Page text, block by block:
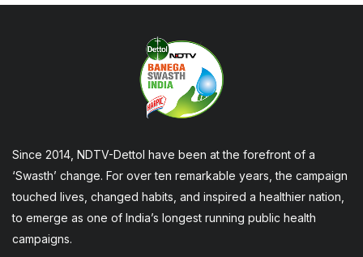
Since 2014, NDTV-Dettol have been at the forefront of a
‘Swasth’ change. For over ten remarkable years, the campaign
touched lives, changed habits, and inspired a healthier nation,
to emerge as one of India’s longest running public health
campaigns.